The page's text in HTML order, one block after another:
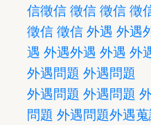
信徵信 徵信 徵信 徵
徵信 徵信 外遇 外遇
遇 外遇外遇 外遇 外
外遇問題 外遇問題
外遇問題 外遇問題
問題 外遇問題外遇